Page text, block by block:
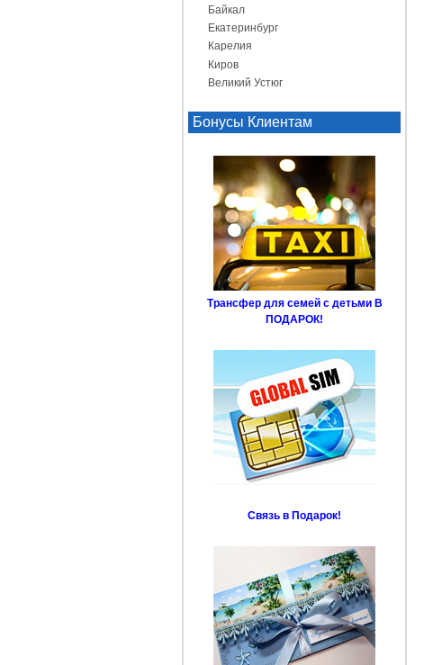
Байкал
Екатеринбург
Карелия
Киров
Великий Устюг
Бонусы Клиентам
Трансфер для семей с детьми В
ПОДАРОК!
Связь в Подарок!